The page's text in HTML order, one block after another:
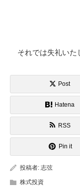
それでは失礼いた
Post
Hatena
RSS
Pin it
投稿者: 志弦
株式投資